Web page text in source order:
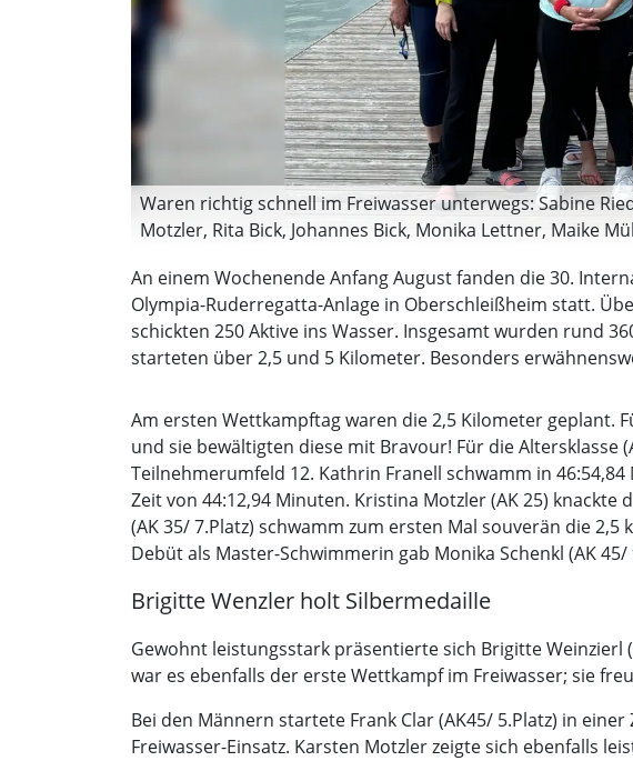
Waren richtig schnell im Freiwasser unterwegs: Sabine
Motzler, Rita Bick, Johannes Bick, Monika Lettner, Maike
An einem Wochenende Anfang August fanden die 30.
Olympia-Ruderregatta-Anlage in Oberschleißheim statt.
schickten 250 Aktive ins Wasser. Insgesamt wurden rund
starteten über 2,5 und 5 Kilometer. Besonders
Am ersten Wettkampftag waren die 2,5 Kilometer geplant.
und sie bewältigten diese mit Bravour! Für die Altersklasse
Teilnehmerumfeld 12. Kathrin Franell schwamm in
Zeit von 44:12,94 Minuten. Kristina Motzler (AK 25)
(AK 35/ 7.Platz) schwamm zum ersten Mal souverän die
Debüt als Master-Schwimmerin gab Monika Schenkl (AK
Brigitte Wenzler holt Silbermedaille
Gewohnt leistungsstark präsentierte sich Brigitte Weinzierl
war es ebenfalls der erste Wettkampf im Freiwasser; sie
Bei den Männern startete Frank Clar (AK45/ 5.Platz) in
Freiwasser-Einsatz. Karsten Motzler zeigte sich ebenfalls